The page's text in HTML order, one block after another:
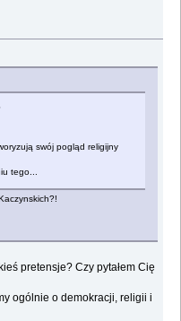
swój pogląd religijny
tego...
pretensje? Czy pytałem Cię
ogólnie o demokracji, religii i